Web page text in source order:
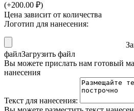
(+200.00 ₽)
Цена зависит от количества
Логотип для нанесения:
файлЗагрузить файл
Вы можете прислать нам готовый
нанесения
Текст для нанесения: